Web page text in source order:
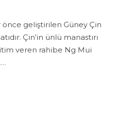
önce geliştirilen Güney Çin
Çin’in ünlü manastırı
veren rahibe Ng Mui